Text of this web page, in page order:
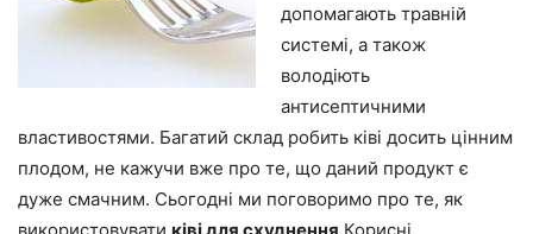
допомагають травній
системі, а також
володіють
антисептичними
властивостями. Багатий склад робить ківі досить цінним
плодом, не кажучи вже про те, що даний продукт є
дуже смачним. Сьогодні ми поговоримо про те, як